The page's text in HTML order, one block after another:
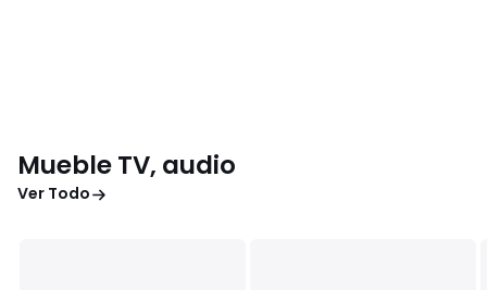
Mueble TV, audio
Ver Todo